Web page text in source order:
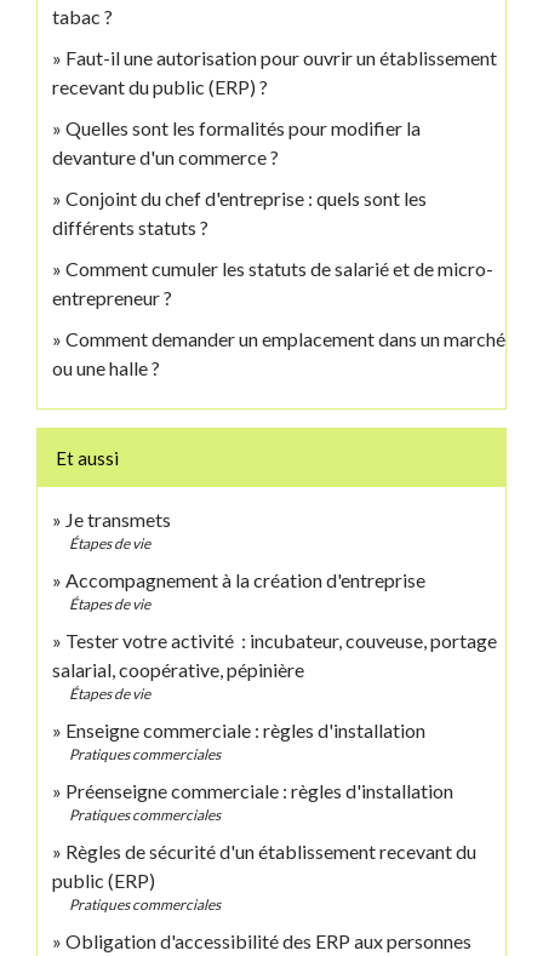
tabac ?
Faut-il une autorisation pour ouvrir un établissement
recevant du public (ERP) ?
Quelles sont les formalités pour modifier la
devanture d'un commerce ?
Conjoint du chef d'entreprise : quels sont les
différents statuts ?
Comment cumuler les statuts de salarié et de micro-
entrepreneur ?
Comment demander un emplacement dans un marché
ou une halle ?
Et aussi
Je transmets
Étapes de vie
Accompagnement à la création d'entreprise
Étapes de vie
Tester votre activité : incubateur, couveuse, portage
salarial, coopérative, pépinière
Étapes de vie
Enseigne commerciale : règles d'installation
Pratiques commerciales
Préenseigne commerciale : règles d'installation
Pratiques commerciales
Règles de sécurité d'un établissement recevant du
public (ERP)
Pratiques commerciales
Obligation d'accessibilité des ERP aux personnes